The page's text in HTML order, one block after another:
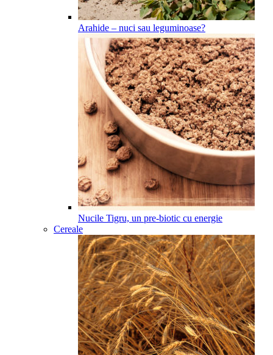
Arahide – nuci sau leguminoase?
Nucile Tigru, un pre-biotic cu energie
Cereale